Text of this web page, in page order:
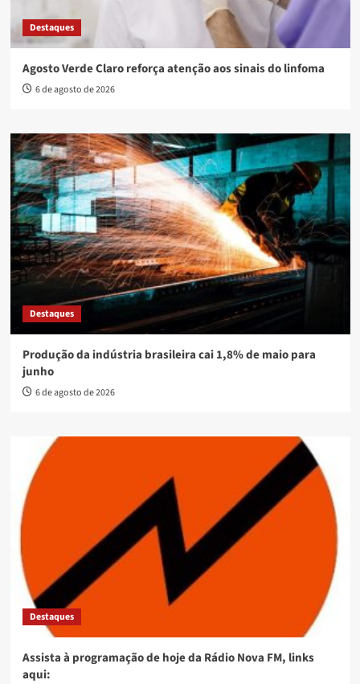
Destaques
Agosto Verde Claro reforça atenção aos sinais do linfoma
6 de agosto de 2026
Destaques
Produção da indústria brasileira cai 1,8% de maio para
junho
6 de agosto de 2026
Destaques
Assista à programação de hoje da Rádio Nova FM, links
aqui: